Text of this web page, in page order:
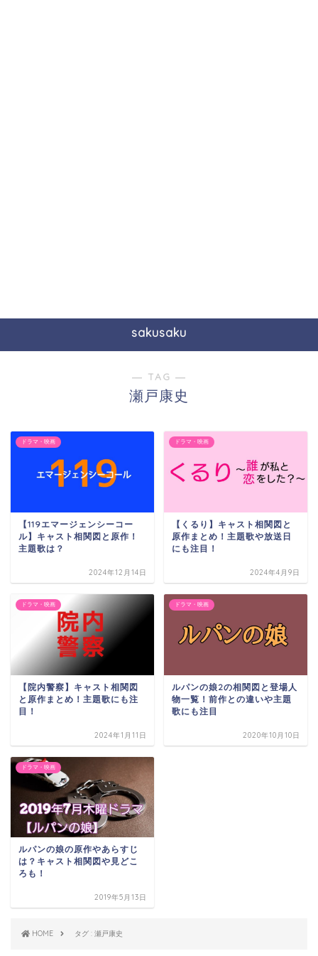
sakusaku
― TAG ―
瀬戸康史
ドラマ・映画
【119エマージェンシーコー
ル】キャスト相関図と原作！
主題歌は？
2024年12月14日
ドラマ・映画
【くるり】キャスト相関図と
原作まとめ！主題歌や放送日
にも注目！
2024年4月9日
ドラマ・映画
【院内警察】キャスト相関図
と原作まとめ！主題歌にも注
目！
2024年1月11日
ドラマ・映画
ルパンの娘2の相関図と登場人
物一覧！前作との違いや主題
歌にも注目
2020年10月10日
ドラマ・映画
ルパンの娘の原作やあらすじ
は？キャスト相関図や見どこ
ろも！
2019年5月13日
HOME タグ : 瀬戸康史